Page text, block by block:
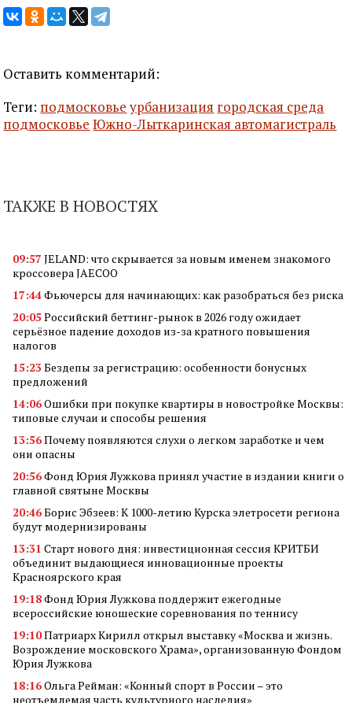
Оставить комментарий:
Теги: подмосковье урбанизация городская среда
подмосковье Южно-Лыткаринская автомагистраль
ТАКЖЕ В НОВОСТЯХ
09:57 JELAND: что скрывается за новым именем знакомого
кроссовера JAECOO
17:44Фьючерсы для начинающих: как разобраться без риска
20:05Российский беттинг-рынок в 2026 году ожидает
серьёзное падение доходов из-за кратного повышения
налогов
15:23Бездепы за регистрацию: особенности бонусных
предложений
14:06Ошибки при покупке квартиры в новостройке Москвы:
типовые случаи и способы решения
13:56Почему появляются слухи о легком заработке и чем
они опасны
20:56Фонд Юрия Лужкова принял участие в издании книги о
главной святыне Москвы
20:46Борис Эбзеев: К 1000-летию Курска элетросети региона
будут модернизированы
13:31 Старт нового дня: инвестиционная сессия КРИТБИ
объединит выдающиеся инновационные проекты
Красноярского края
19:18Фонд Юрия Лужкова поддержит ежегодные
всероссийские юношеские соревнования по теннису
19:10Патриарх Кирилл открыл выставку «Москва и жизнь.
Возрождение московского Храма», организованную Фондом
Юрия Лужкова
18:16Ольга Рейман: «Конный спорт в России – это
неотъемлемая часть культурного наследия»